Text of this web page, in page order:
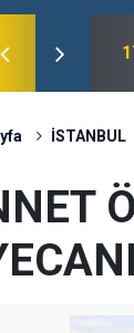
İSTANBUL